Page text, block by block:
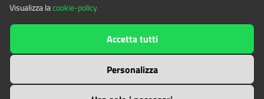
The contents of this websitebyEnte di gestione delle aree
protette delle Alpi Cozieis licensed under
Attribution-NonCommercial-NoDerivatives 4.0 International
Visualizza lacookie-policy
Personalizza
Accetta tutti